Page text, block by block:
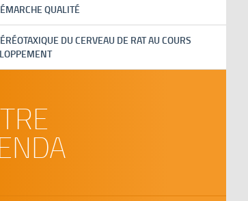
QUALITÉ
DU CERVEAU DE RAT AU COURS